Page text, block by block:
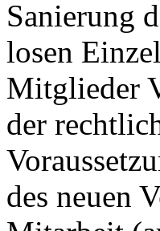
Sanierung
losen
Mitglieder
der
des neuen